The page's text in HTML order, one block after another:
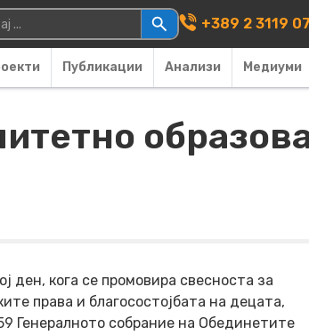
Main Navigation
за: +389 2 3119
Публикации Анализи Медиуми
ден, кога се промовира свесноста за
права и благосостојбата на децата,
Генералното собрание на Обединетите